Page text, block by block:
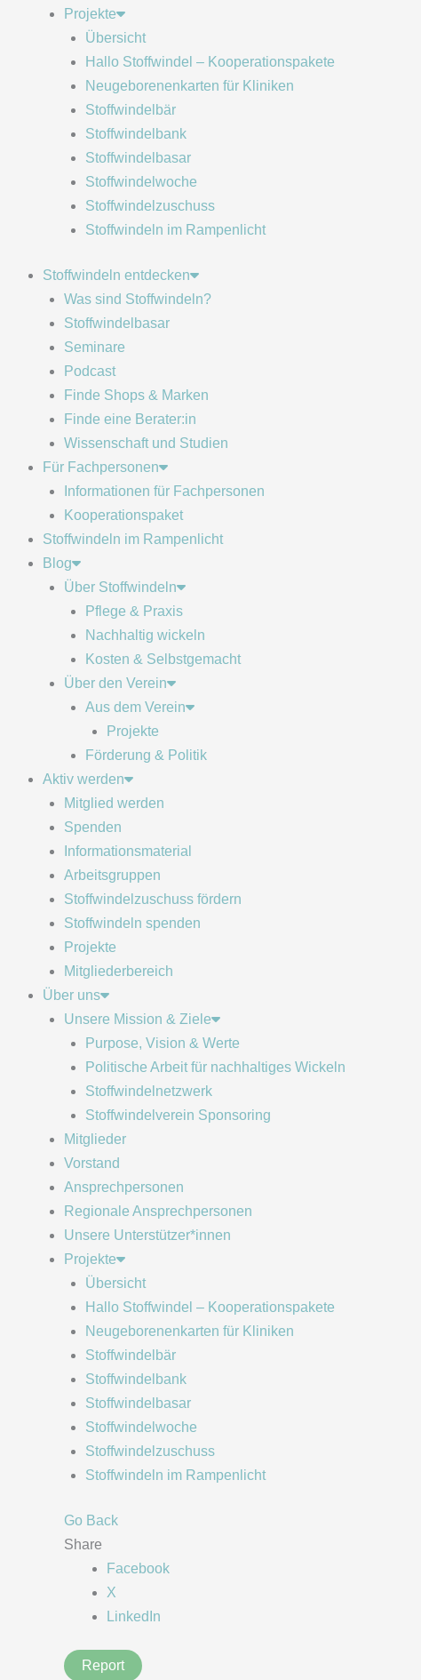
Projekte
Übersicht
Hallo Stoffwindel – Kooperationspakete
Neugeborenenkarten für Kliniken
Stoffwindelbär
Stoffwindelbank
Stoffwindelbasar
Stoffwindelwoche
Stoffwindelzuschuss
Stoffwindeln im Rampenlicht
Stoffwindeln entdecken
Was sind Stoffwindeln?
Stoffwindelbasar
Seminare
Podcast
Finde Shops & Marken
Finde eine Berater:in
Wissenschaft und Studien
Für Fachpersonen
Informationen für Fachpersonen
Kooperationspaket
Stoffwindeln im Rampenlicht
Blog
Über Stoffwindeln
Pflege & Praxis
Nachhaltig wickeln
Kosten & Selbstgemacht
Über den Verein
Aus dem Verein
Projekte
Förderung & Politik
Aktiv werden
Mitglied werden
Spenden
Informationsmaterial
Arbeitsgruppen
Stoffwindelzuschuss fördern
Stoffwindeln spenden
Projekte
Mitgliederbereich
Über uns
Unsere Mission & Ziele
Purpose, Vision & Werte
Politische Arbeit für nachhaltiges Wickeln
Stoffwindelnetzwerk
Stoffwindelverein Sponsoring
Mitglieder
Vorstand
Ansprechpersonen
Regionale Ansprechpersonen
Unsere Unterstützer*innen
Projekte
Übersicht
Hallo Stoffwindel – Kooperationspakete
Neugeborenenkarten für Kliniken
Stoffwindelbär
Stoffwindelbank
Stoffwindelbasar
Stoffwindelwoche
Stoffwindelzuschuss
Stoffwindeln im Rampenlicht
Go Back
Share
Facebook
X
LinkedIn
Report